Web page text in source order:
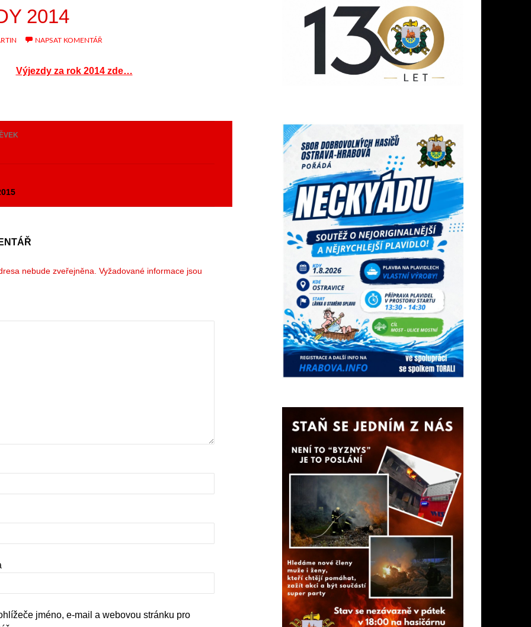
2014
NAPSAT KOMENTÁŘ
Výjezdy za rok 2014 zde…
nebude zveřejněna. Vyžadované informace jsou
jméno, e-mail a webovou stránku pro